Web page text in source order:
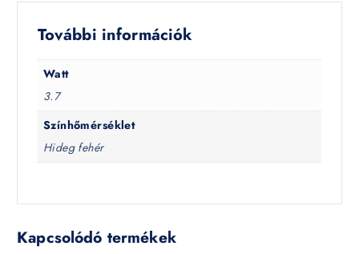
További információk
Watt
3.7
Színhőmérséklet
Hideg fehér
Kapcsolódó termékek